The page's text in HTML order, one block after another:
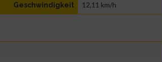
Geschwindigkeit 12,11 km/h